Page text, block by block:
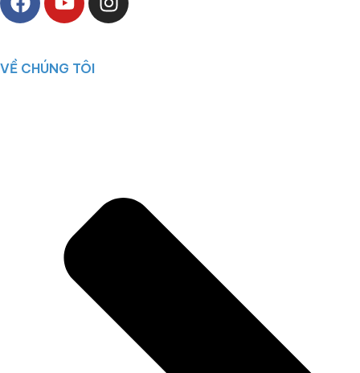
VỀ CHÚNG TÔI